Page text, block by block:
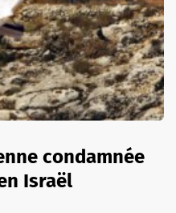
condamnée
Israël